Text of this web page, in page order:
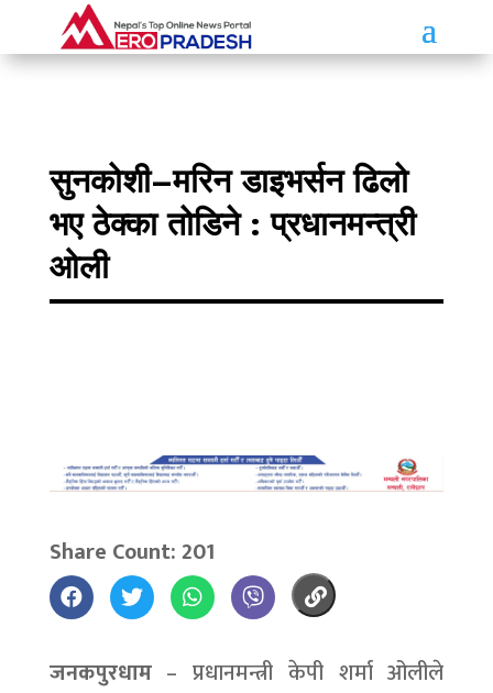
सुनकोशी–मरिन डाइभर्सन ढिलो
भए ठेक्का तोडिने : प्रधानमन्त्री
ओली
Share Count: 201
जनकपुरधाम– प्रधानमन्त्री केपी शर्मा ओलीले